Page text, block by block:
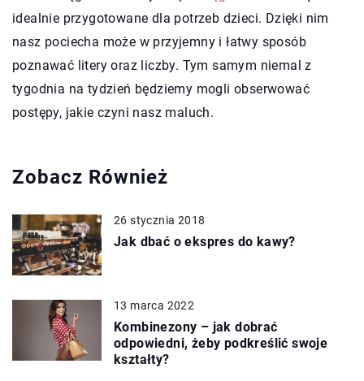
idealnie przygotowane dla potrzeb dzieci. Dzięki nim
nasz pociecha może w przyjemny i łatwy sposób
poznawać litery oraz liczby. Tym samym niemal z
tygodnia na tydzień będziemy mogli obserwować
postępy, jakie czyni nasz maluch.
Zobacz Również
26 stycznia 2018
Jak dbać o ekspres do kawy?
13 marca 2022
Kombinezony – jak dobrać
odpowiedni, żeby podkreślić swoje
kształty?